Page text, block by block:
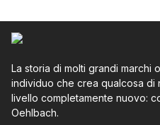
La storia di molti grandi marchi
individuo che crea qualcosa di
livello completamente nuovo:
Oehlbach.